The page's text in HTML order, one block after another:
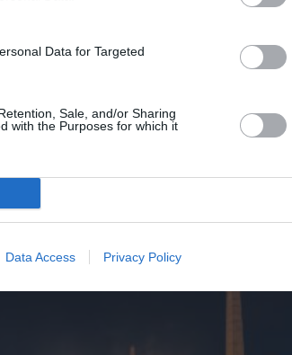
Data for Targeted
Sale, and/or Sharing
with the Purposes for which it
Data Access Privacy Policy